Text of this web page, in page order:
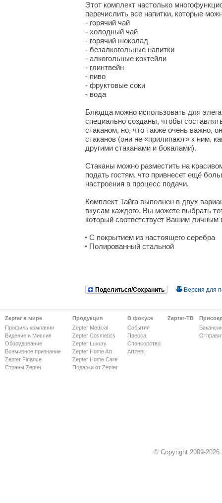
Этот комплект настолько
перечислить все напитки, которые
- горячий чай
- холодный чай
- горячий шоколад
- безалкогольные напитки
- алкогольные коктейли
- глинтвейн
- пиво
- фруктовые соки
- вода
Блюдца можно использовать для
специально созданы, чтобы
стаканом, но, что также очень важно,
стаканов (они не «прилипают» к ним,
другими стаканами и бокалами).
Стаканы можно разместить на
подать гостям, что привнесет ещё
настроения в процесс подачи.
Комплект Тайга выполнен в двух
вкусам каждого. Вы можете выбрать
который соответствует Вашим личным
С покрытием из настоящего серебра
Полированный стальной
Поделиться/Сохранить Версия для
Zepter в мире
Профиль компании
Видение и Миссия
Оборудование
Всемирное признание
Zepter Finance
Страны Zepter
Продукция
Zepter Medical
Zepter Cosmetics
Zepter Luxury
Zepter Home Art
Zepter Home Care
Подарки от Zepter
В фокусе
События
Пресса
Спонсорство
Artzept
Zepter-ТВ
© Copyright 2009-